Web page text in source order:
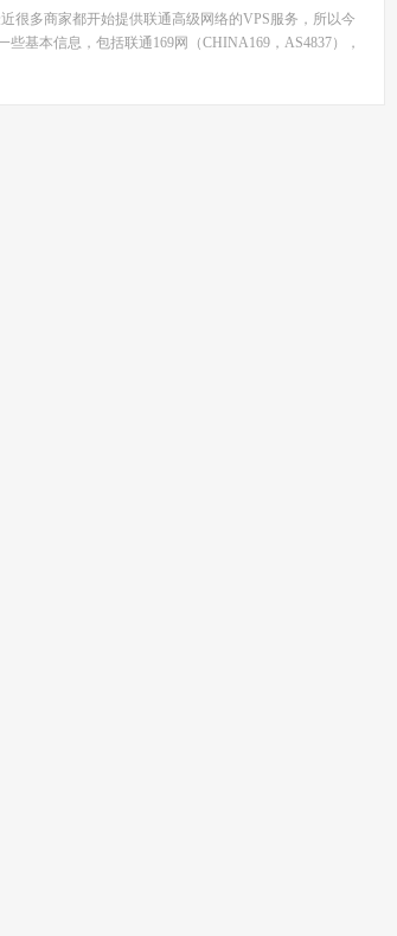
很多商家都开始提供联通高级网络的VPS服务，所以今
基本信息，包括联通169网（CHINA169，AS4837），